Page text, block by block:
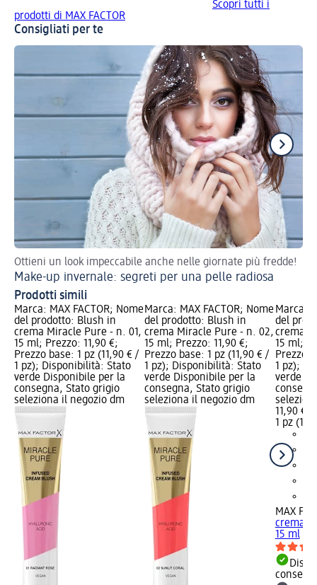
Scopri tutti i
prodotti di MAX FACTOR
Consigliati per te
Ottieni un look impeccabile anche nelle giornate più fredde!
Make-up invernale: segreti per una pelle radiosa
Prodotti simili
Marca: MAX FACTOR; Nome
del prodotto: Blush in
crema Miracle Pure - n. 01,
15 ml; Prezzo: 11,90 €;
Prezzo base: 1 pz (11,90 € /
1 pz); Disponibilità: Stato
verde Disponibile per la
consegna, Stato grigio
seleziona il negozio dm
Marca: MAX FACTOR; Nome
del prodotto: Blush in
crema Miracle Pure - n. 02,
15 ml; Prezzo: 11,90 €;
Prezzo base: 1 pz (11,90 € /
1 pz); Disponibilità: Stato
verde Disponibile per la
consegna, Stato grigio
seleziona il negozio dm
Marca:
del
crema
15 ml;
Prezzo
1 pz);
verde
11,90 €
1 pz
MAX
crema
15 ml